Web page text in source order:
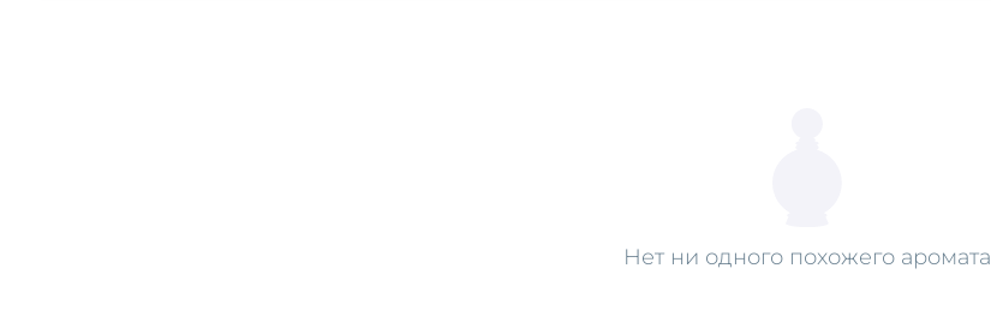
Нет ни одного похожего аромата